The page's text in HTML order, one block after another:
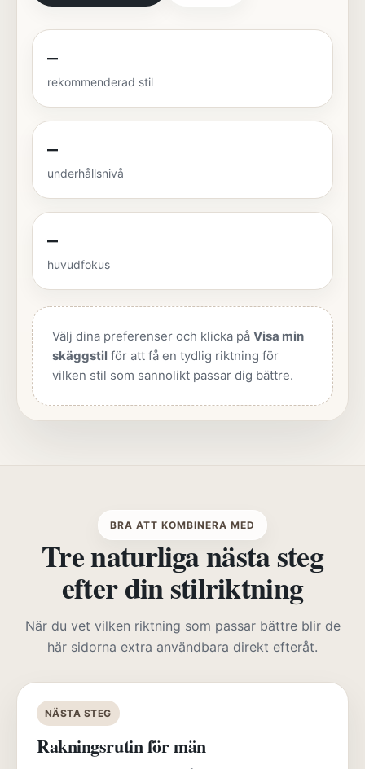
–
rekommenderad stil
–
underhållsnivå
–
huvudfokus
Välj dina preferenser och klicka på Visa min
skäggstil för att få en tydlig riktning för
vilken stil som sannolikt passar dig bättre.
BRA ATT KOMBINERA MED
Tre naturliga nästa steg
efter din stilriktning
När du vet vilken riktning som passar bättre blir de
här sidorna extra användbara direkt efteråt.
NÄSTA STEG
Rakningsrutin för män